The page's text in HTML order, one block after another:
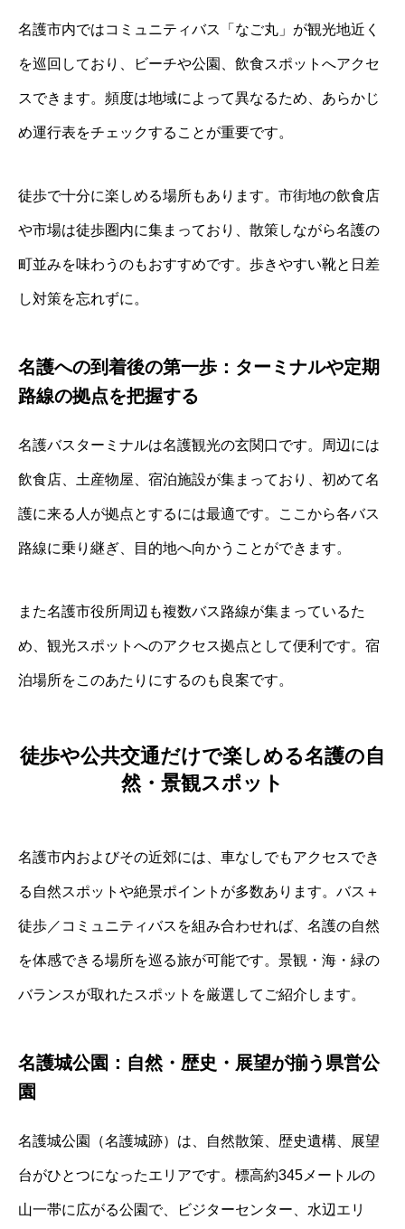
名護市内ではコミュニティバス「なご丸」が観光地近く
を巡回しており、ビーチや公園、飲食スポットへアクセ
スできます。頻度は地域によって異なるため、あらかじ
め運行表をチェックすることが重要です。
徒歩で十分に楽しめる場所もあります。市街地の飲食店
や市場は徒歩圏内に集まっており、散策しながら名護の
町並みを味わうのもおすすめです。歩きやすい靴と日差
し対策を忘れずに。
名護への到着後の第一歩：ターミナルや定期
路線の拠点を把握する
名護バスターミナルは名護観光の玄関口です。周辺には
飲食店、土産物屋、宿泊施設が集まっており、初めて名
護に来る人が拠点とするには最適です。ここから各バス
路線に乗り継ぎ、目的地へ向かうことができます。
また名護市役所周辺も複数バス路線が集まっているた
め、観光スポットへのアクセス拠点として便利です。宿
泊場所をこのあたりにするのも良案です。
徒歩や公共交通だけで楽しめる名護の自
然・景観スポット
名護市内およびその近郊には、車なしでもアクセスでき
る自然スポットや絶景ポイントが多数あります。バス＋
徒歩／コミュニティバスを組み合わせれば、名護の自然
を体感できる場所を巡る旅が可能です。景観・海・緑の
バランスが取れたスポットを厳選してご紹介します。
名護城公園：自然・歴史・展望が揃う県営公
園
名護城公園（名護城跡）は、自然散策、歴史遺構、展望
台がひとつになったエリアです。標高約345メートルの
山一帯に広がる公園で、ビジターセンター、水辺エリ